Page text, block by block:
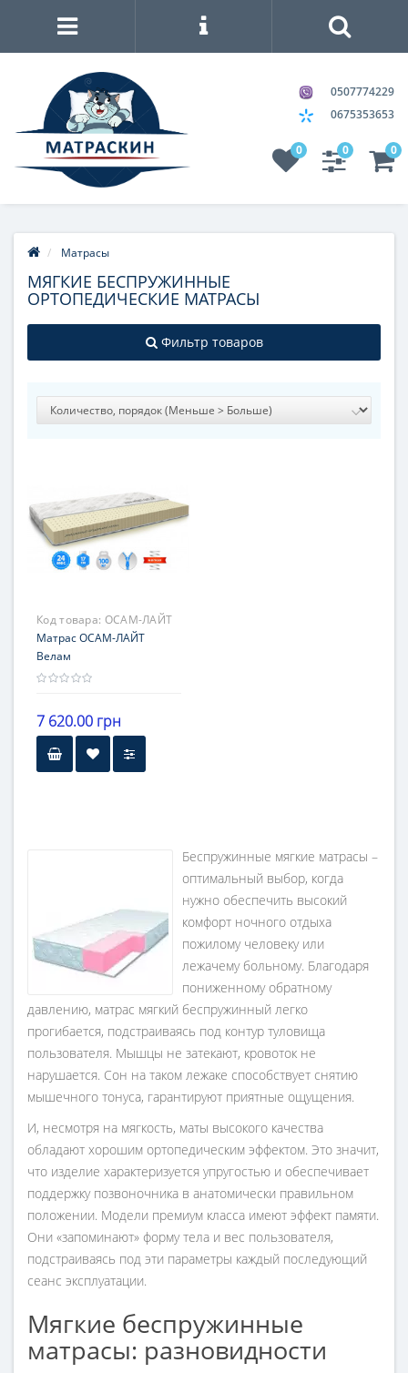
0507774229
0675353653
0 0 0
Матрасы
МЯГКИЕ БЕСПРУЖИННЫЕ
ОРТОПЕДИЧЕСКИЕ МАТРАСЫ
Фильтр товаров
Код товара: ОСАМ-ЛАЙТ
Матрас ОСАМ-ЛАЙТ
Велам
7 620.00 грн
Гарантия
18 месяцев
Беспружинные мягкие матрасы –
оптимальный выбор, когда
нужно обеспечить высокий
комфорт ночного отдыха
пожилому человеку или
лежачему больному. Благодаря
пониженному обратному
давлению, матрас мягкий беспружинный легко
прогибается, подстраиваясь под контур туловища
пользователя. Мышцы не затекают, кровоток не
нарушается. Сон на таком лежаке способствует снятию
мышечного тонуса, гарантируют приятные ощущения.
И, несмотря на мягкость, маты высокого качества
обладают хорошим ортопедическим эффектом. Это значит,
что изделие характеризуется упругостью и обеспечивает
поддержку позвоночника в анатомически правильном
положении. Модели премиум класса имеют эффект памяти.
Они «запоминают» форму тела и вес пользователя,
подстраиваясь под эти параметры каждый последующий
сеанс эксплуатации.
Мягкие беспружинные
матрасы: разновидности